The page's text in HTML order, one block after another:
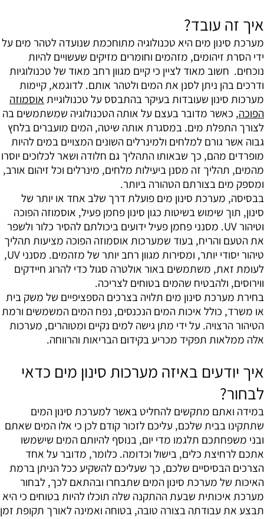
איך זה עובד?
מערכת סינון מים היא טכנולוגיה מתוחכמת שנועדה לטהר מים על
ידי הסרת זיהומים, מזהמים וחומרים מזיקים שעשויים להיות
נוכחים. חשוב מאוד לציין כי קיים מגוון רחב מאוד של טכנולוגיות
ודרכים בהן ניתן לסנן את המים ולטהר אותם. לדוגמא, קיימות
מערכות סינון שעובדות בעיקר בהתבסס על טכנולוגיית אוסמוזה
הפוכה, כאשר מדובר בעצם על אותה הטכנולוגיה שמשתמשים בה
לצורך התפלת מים. במסגרת אותה שיטה, המים מועברים בלחץ
גבוה אשר גורם למלחים ולמינרלים השונים המצויים במים להיות
מופרדים מהם, כך שבאותו התהליך גם חלודה ושאר לכלוכים יוסרו
מהמים, תהליך זה מסנן ביעילות מלחים, מינרלים וכל זיהום אורב,
ומספק מים בצורתם הטהורה ביותר.
בבסיסה, מערכת סינון מים פועלת דרך שלב אחד או יותר של
סינון, תוך שימוש בשיטות כגון סינון פחמן פעיל, אוסמוזה הפוכה
וטיהור UV. מסנני פחמן פעיל ידועים ביכולתם להסיר כלור ולשפר
את הטעם והריח, בעוד שמערכות אוסמוזה הפוכה מציעות תהליך
טיהור יסודי יותר, ומסירות מגוון רחב יותר של מזהמים. מסנני UV,
לעומת זאת, משתמשים באור אולטרה סגול כדי להרוג חיידקים
ווירוסים, ולהבטיח שהמים בטוחים לצריכה.
בחירת מערכת סינון מים תלויה בצרכים הספציפיים של משק בית
או משרד, כולל איכות המים הנכנסים, נפח המים המשמשים ורמת
הטיהור הרצויה. על ידי מתן גישה למים נקיים ומטוהרים, מערכות
אלה ממלאות תפקיד מכריע בקידום הבריאות והרווחה.
איך יודעים באיזה מערכות סינון מים כדאי
לבחור?
במידה ואתם מתקשים להחליט באשר למערכת סינון המים
שתתקינו בבית שלכם, עליכם לזכור קודם לכן כי אלו המים שאתם
ובני משפחתכם תלגמו מדי יום, בנוסף להיותם המים שישמשו
אתכם לרחיצת כלים, בישול וכדומה. כלומר, מדובר על אחד
הצרכים הבסיסיים שלכם, כך שעליכם להשקיע ככל הניתן ברמת
האיכות של מערכת סינון המים שתבחרו ובהתאם לכך, לבחור
מערכת איכותית שבעת ההתקנה שלה תוכלו להיות בטוחים כי היא
תבצע את עבודתה בצורה טובה, בטוחה ואמינה לאורך תקופת זמן